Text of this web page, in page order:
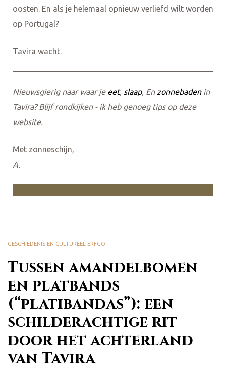
oosten. En als je helemaal opnieuw verliefd wilt worden
op Portugal?
Tavira wacht.
Nieuwsgierig naar waar je eet, slaap, En zonnebadenin
Tavira? Blijf rondkijken - ik heb genoeg tips op deze
website.
Met zonneschijn,
A.
Tussen amandelbomen
en platbands
(“platibandas”): een
schilderachtige rit
door het achterland
van Tavira